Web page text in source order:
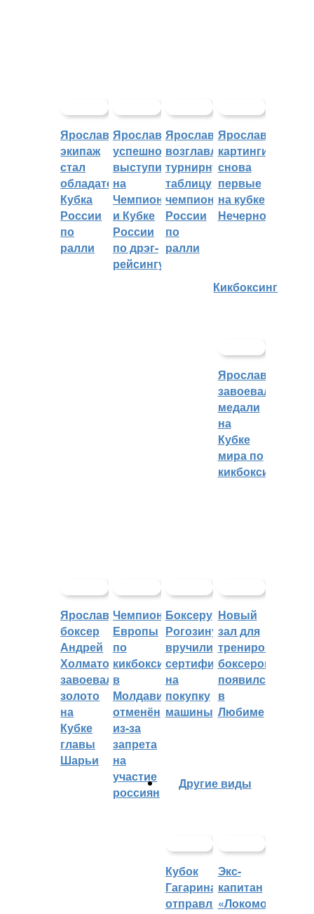
Ярославский
экипаж
стал
обладателем
Кубка
России
по
ралли
Ярославцы
успешно
выступили
на
Чемпионате
и Кубке
России
по дрэг-
рейсингу
Ярославцы
возглавляют
турнирную
таблицу
чемпионата
России
по
ралли
Ярославские
картингисты
снова
первые
на кубке
Нечерноземья
Кикбоксинг
Ярославцы
завоевали
медали
на
Кубке
мира по
кикбоксингу
Ярославский
боксер
Андрей
Холматов
завоевал
золото
на
Кубке
главы
Шарьи
Чемпионат
Европы
по
кикбоксингу
в
Молдавии
отменён
из-за
запрета
на
участие
россиян
Боксеру
Рогозину
вручили
сертификат
на
покупку
машины
Новый
зал для
тренировок
боксеров
появился
в
Любиме
Другие виды
Кубок
Гагарина
отправляется
Экс-
капитан
«Локомотива»